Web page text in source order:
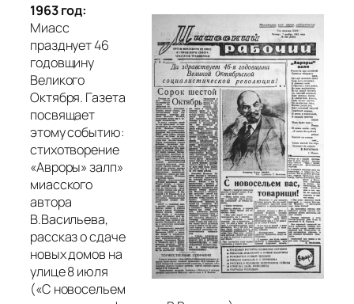
1963 год:
Миасс
празднует 46
годовщину
Великого
Октября. Газета
посвящает
этому событию:
стихотворение
«Авроры» залп»
миасского
автора
В.Васильева,
рассказ о сдаче
новых домов на
улице 8 июля
(«С новосельем